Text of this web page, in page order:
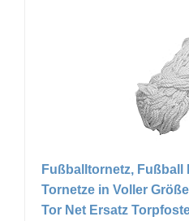
Fußballtornetz, Fußball
Tornetze in Voller
Tor Net Ersatz